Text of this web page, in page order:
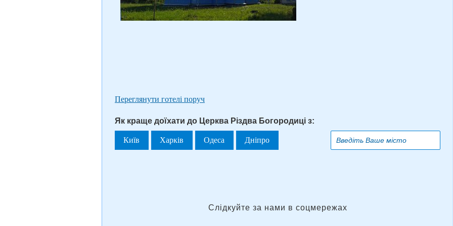
Переглянути готелі поруч
Як краще доїхати до Церква Різдва Богородиці з:
Київ Харків Одеса Дніпро
Слідкуйте за нами в соцмережах